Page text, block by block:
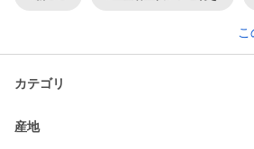
カテゴリ
産地